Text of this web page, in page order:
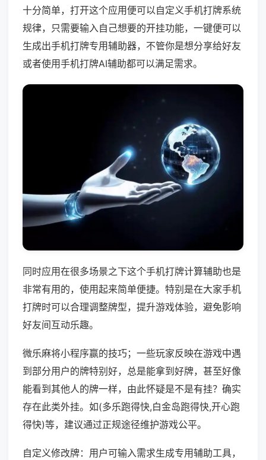
十分简单，打开这个应用便可以自定义手机打牌系统
规律，只需要输入自己想要的开挂功能，一键便可以
生成出手机打牌专用辅助器，不管你是想分享给好友
或者使用手机打牌AI辅助都可以满足需求。
同时应用在很多场景之下这个手机打牌计算辅助也是
非常有用的，使用起来简单便捷。特别是在大家手机
打牌时可以合理调整牌型，提升游戏体验，避免影响
好友间互动乐趣。
微乐麻将小程序赢的技巧；一些玩家反映在游戏中遇
到部分用户的牌特别好，总是能拿到好牌，甚至好像
能看到其他人的牌一样，由此怀疑是不是有挂？确实
存在此类外挂。如(多乐跑得快,白金岛跑得快,开心跑
得快)等，建议通过正规途径维护游戏公平。
自定义修改牌：用户可输入需求生成专用辅助工具，